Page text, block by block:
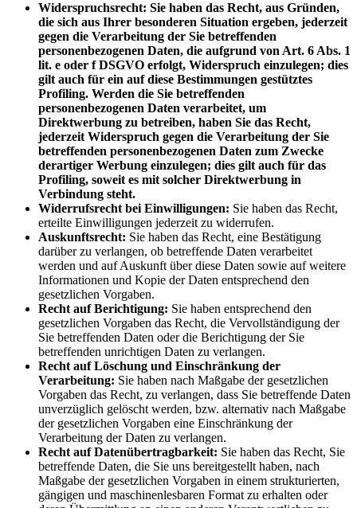
Widerspruchsrecht: Sie haben das Recht, aus Gründen,
die sich aus Ihrer besonderen Situation ergeben, jederzeit
gegen die Verarbeitung der Sie betreffenden
personenbezogenen Daten, die aufgrund von Art. 6 Abs. 1
lit. e oder f DSGVO erfolgt, Widerspruch einzulegen; dies
gilt auch für ein auf diese Bestimmungen gestütztes
Profiling. Werden die Sie betreffenden
personenbezogenen Daten verarbeitet, um
Direktwerbung zu betreiben, haben Sie das Recht,
jederzeit Widerspruch gegen die Verarbeitung der Sie
betreffenden personenbezogenen Daten zum Zwecke
derartiger Werbung einzulegen; dies gilt auch für das
Profiling, soweit es mit solcher Direktwerbung in
Verbindung steht.
Widerrufsrecht bei Einwilligungen: Sie haben das Recht,
erteilte Einwilligungen jederzeit zu widerrufen.
Auskunftsrecht: Sie haben das Recht, eine Bestätigung
darüber zu verlangen, ob betreffende Daten verarbeitet
werden und auf Auskunft über diese Daten sowie auf weitere
Informationen und Kopie der Daten entsprechend den
gesetzlichen Vorgaben.
Recht auf Berichtigung: Sie haben entsprechend den
gesetzlichen Vorgaben das Recht, die Vervollständigung der
Sie betreffenden Daten oder die Berichtigung der Sie
betreffenden unrichtigen Daten zu verlangen.
Recht auf Löschung und Einschränkung der
Verarbeitung: Sie haben nach Maßgabe der gesetzlichen
Vorgaben das Recht, zu verlangen, dass Sie betreffende Daten
unverzüglich gelöscht werden, bzw. alternativ nach Maßgabe
der gesetzlichen Vorgaben eine Einschränkung der
Verarbeitung der Daten zu verlangen.
Recht auf Datenübertragbarkeit: Sie haben das Recht, Sie
betreffende Daten, die Sie uns bereitgestellt haben, nach
Maßgabe der gesetzlichen Vorgaben in einem strukturierten,
gängigen und maschinenlesbaren Format zu erhalten oder